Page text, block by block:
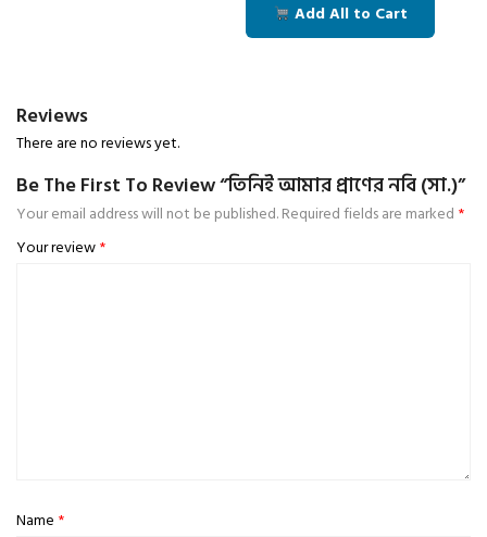
Add All to Cart
Reviews
There are no reviews yet.
Be The First To Review “তিনিই আমার প্রাণের নবি (সা.)”
Your email address will not be published.Required fields are marked *
Your review*
Name *